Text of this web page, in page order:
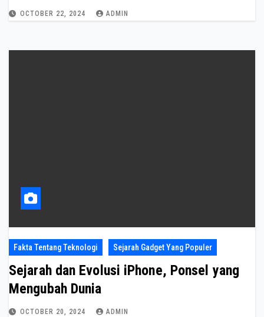
OCTOBER 22, 2024 ADMIN
Fakta Tentang Teknologi Sejarah Gadget Yang Populer
Sejarah dan Evolusi iPhone, Ponsel yang
Mengubah Dunia
OCTOBER 20, 2024 ADMIN